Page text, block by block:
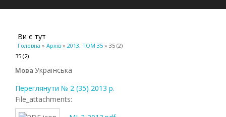
Ви є тут
Головна » Архів » 2013, ТОМ 35 » 35 (2)
35 (2)
Мова Українська
Переглянути № 2 (35) 2013 р.
File_attachments: